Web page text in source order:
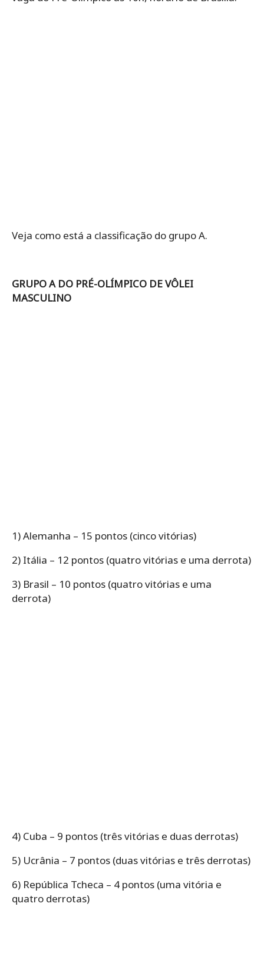
Veja como está a classificação do grupo A.
GRUPO A DO PRÉ-OLÍMPICO DE VÔLEI
MASCULINO
1) Alemanha – 15 pontos (cinco vitórias)
2) Itália – 12 pontos (quatro vitórias e uma derrota)
3) Brasil – 10 pontos (quatro vitórias e uma
derrota)
4) Cuba – 9 pontos (três vitórias e duas derrotas)
5) Ucrânia – 7 pontos (duas vitórias e três derrotas)
6) República Tcheca – 4 pontos (uma vitória e
quatro derrotas)